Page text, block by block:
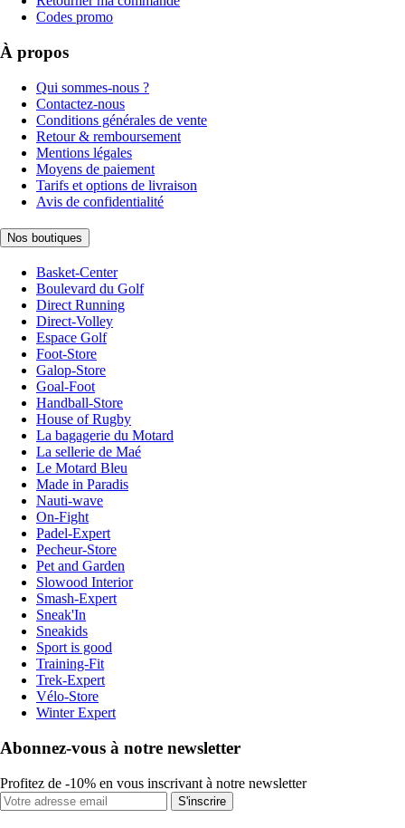
Codes promo
À propos
Qui sommes-nous ?
Contactez-nous
Conditions générales de vente
Retour & remboursement
Mentions légales
Moyens de paiement
Tarifs et options de livraison
Avis de confidentialité
Nos boutiques
Basket-Center
Boulevard du Golf
Direct Running
Direct-Volley
Espace Golf
Foot-Store
Galop-Store
Goal-Foot
Handball-Store
House of Rugby
La bagagerie du Motard
La sellerie de Maé
Le Motard Bleu
Made in Paradis
Nauti-wave
On-Fight
Padel-Expert
Pecheur-Store
Pet and Garden
Slowood Interior
Smash-Expert
Sneak'In
Sneakids
Sport is good
Training-Fit
Trek-Expert
Vélo-Store
Winter Expert
Abonnez-vous à notre newsletter
Profitez de -10% en vous inscrivant à notre newsletter
S'inscrire